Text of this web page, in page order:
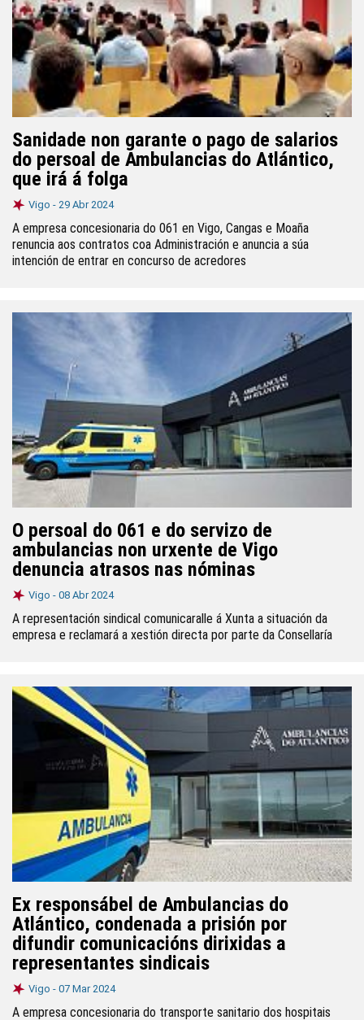
Sanidade non garante o pago de salarios
do persoal de Ambulancias do Atlántico,
que irá á folga
Vigo - 29 Abr 2024
A empresa concesionaria do 061 en Vigo, Cangas e Moaña
renuncia aos contratos coa Administración e anuncia a súa
intención de entrar en concurso de acredores
O persoal do 061 e do servizo de
ambulancias non urxente de Vigo
denuncia atrasos nas nóminas
Vigo - 08 Abr 2024
A representación sindical comunicaralle á Xunta a situación da
empresa e reclamará a xestión directa por parte da Consellaría
Ex responsábel de Ambulancias do
Atlántico, condenada a prisión por
difundir comunicacións dirixidas a
representantes sindicais
Vigo - 07 Mar 2024
A empresa concesionaria do transporte sanitario dos hospitais